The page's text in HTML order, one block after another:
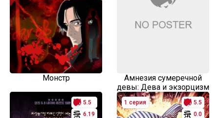
Монстр
Амнезия сумеречной
девы: Дева и экзорцизм
5.5
6.19
1 серия
5.5
0.0